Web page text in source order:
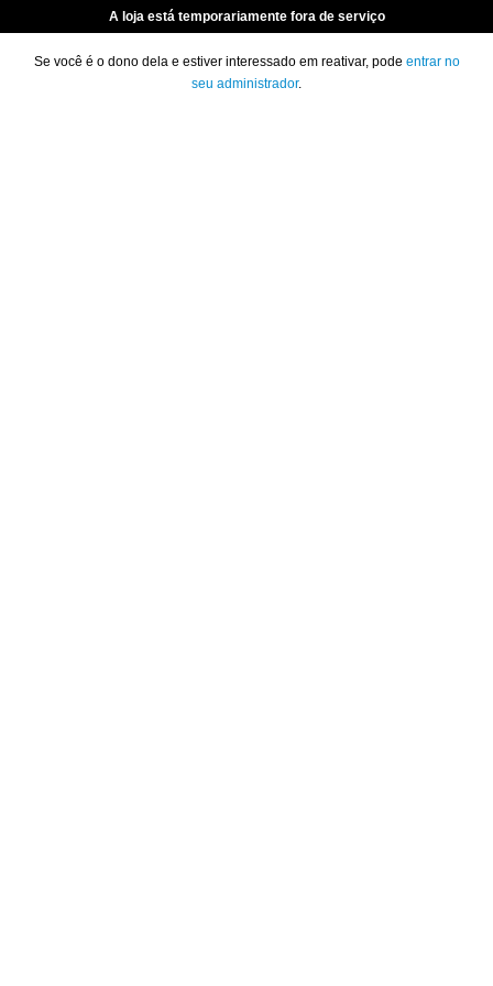
A loja está temporariamente fora de serviço
Se você é o dono dela e estiver interessado em reativar, pode entrar no
seu administrador.